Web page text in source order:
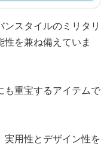
スタイルのミリタリ
を兼ね備えていま
も重宝するアイテムで
用性とデザイン性を